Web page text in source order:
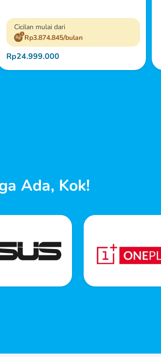
Cicilan mulai dari
Rp3.874.845/bulan
Rp24.999.000
Ada, Kok!